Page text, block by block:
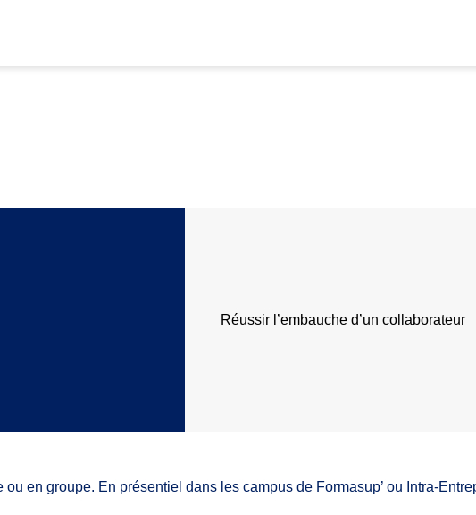
Réussir l’embauche d’un collaborateur
en groupe. En présentiel dans les campus de Formasup’ ou Intra-